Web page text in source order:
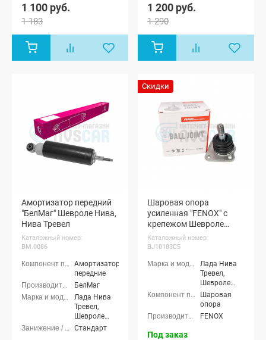
1 100 руб.
1 183
1 200 руб.
1 290
Амортизатор передний
"БелМаг" Шевроле Нива,
Нива Тревел
Каталожный номер:
BM.0086
Амортизаторы
передние
БелМаг
Лада Нива
Тревел,
Шевроле
Нива (ВАЗ
Стандарт
Скидки
Шаровая опора
усиленная "FENOX" с
крепежом Шевроле
Нива, Нива Тревел
Каталожный номер:
BJ10183C5
Лада Нива
Тревел,
Шевроле
Нива (ВАЗ
2123)
Шаровая
опора
FENOX
Под заказ